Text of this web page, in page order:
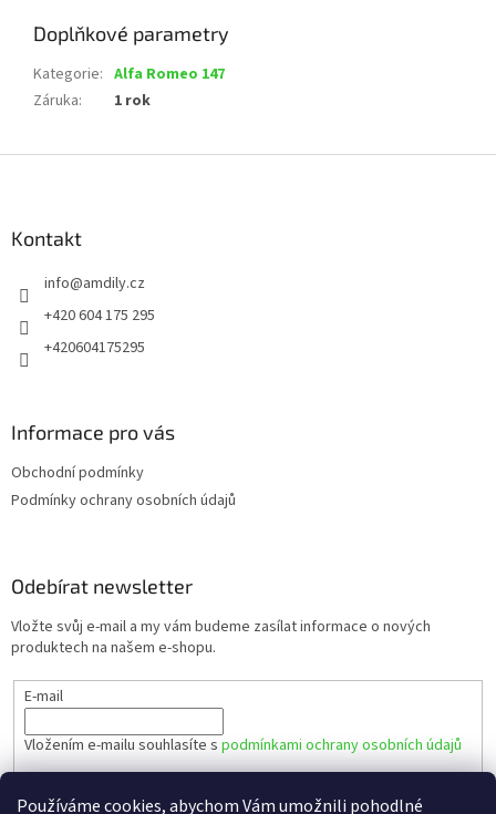
Používáme cookies, abychom Vám umožnili pohodlné
Doplňkové parametry
Kategorie: Alfa Romeo 147
Záruka: 1 rok
Kontakt
info@amdily.cz
+420 604 175 295
+420604175295
Informace pro vás
Obchodní podmínky
Podmínky ochrany osobních údajů
Odebírat newsletter
Vložte svůj e-mail a my vám budeme zasílat informace o nových
produktech na našem e-shopu.
E-mail
Vložením e-mailu souhlasíte s podmínkami ochrany osobních údajů
PŘIHLÁSIT SE